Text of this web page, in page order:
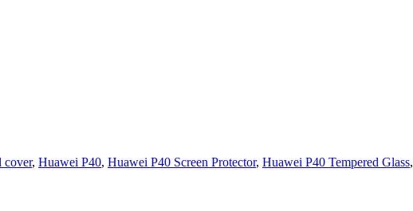
cover, Huawei P40, Huawei P40 Screen Protector, Huawei P40 Tempered Glass,